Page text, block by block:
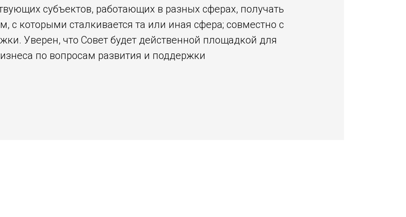
субъектов, работающих в разных сферах, получать
которыми сталкивается та или иная сфера; совместно с
Уверен, что Совет будет действенной площадкой для
по вопросам развития и поддержки